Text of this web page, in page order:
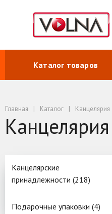
Каталог товаров
Главная Каталог Канцелярия
Канцелярия
Канцелярские
принадлежности (218)
Подарочные упаковки (4)